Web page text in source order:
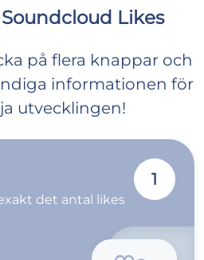
Likes
på flera knappar och
informationen för
utvecklingen!
det antal likes
1